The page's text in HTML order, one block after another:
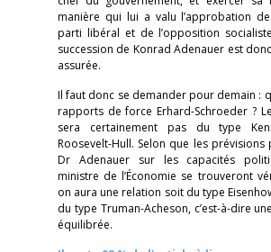
manière qui lui a valu l’approbation
parti libéral et de l’opposition
succession de Konrad Adenauer est
assurée.
Il faut donc se demander pour demain :
rapports de force Erhard-Schroeder ?
sera certainement pas du type
Roosevelt-Hull. Selon que les prévisions
Dr Adenauer sur les capacités
ministre de l’Économie se trouveront
on aura une relation soit du type
du type Truman-Acheson, c’est-à-dire
équilibrée.